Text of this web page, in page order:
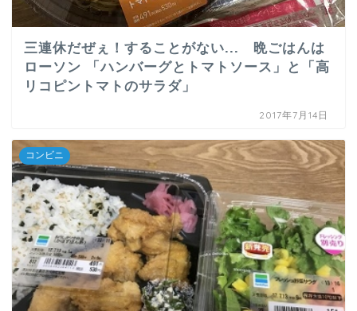
三連休だぜぇ！することがない... 晩ごはんは
ローソン 「ハンバーグとトマトソース」と「高
リコピントマトのサラダ」
2017年7月14日
コンビニ